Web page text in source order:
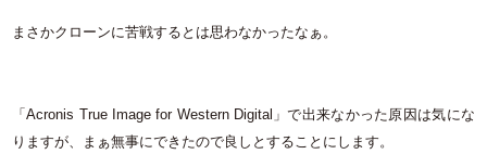
まさかクローンに苦戦するとは思わなかったなぁ。
「Acronis True Image for Western Digital」で出来なかった原因は気にな
りますが、まぁ無事にできたので良しとすることにします。